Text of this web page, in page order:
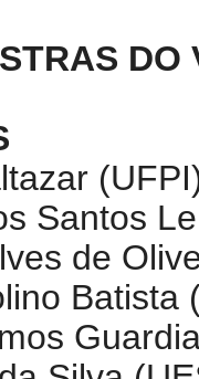
Santos
de
Batista